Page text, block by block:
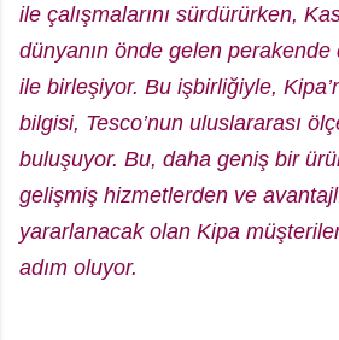
ile çalışmalarını sürdürürken,
dünyanın önde gelen
ile birleşiyor. Bu işbirliğiyle,
bilgisi, Tesco’nun uluslararası
buluşuyor. Bu, daha geniş bir
gelişmiş hizmetlerden ve
yararlanacak olan Kipa
adım oluyor.